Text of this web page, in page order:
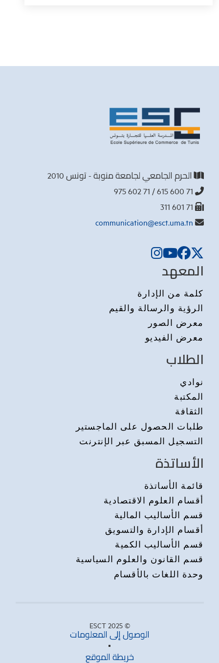
الحرم الجامعي لجامعة منوبة - تونس 2010
communication@esct.uma.tn
المعهد
كلمة من الإدارة
الرؤية والرسالة والقيم
معرض الصور
معرض الفيديو
الطلاب
نوادي
المكتبة
الثقافة
طلبات الحصول على الماجستير
التسجيل المسبق عبر الإنترنت
الأساتذة
قائمة الأساتذة
أقسام العلوم الاقتصادية
قسم الأساليب المالية
أقسام الإدارة والتسويق
قسم الأساليب الكمية
قسم القانون والعلوم السياسية
وحدة اللغات بالأقسام
© 2025 ESCT
الوصول إلى المعلومات
خريطة الموقع